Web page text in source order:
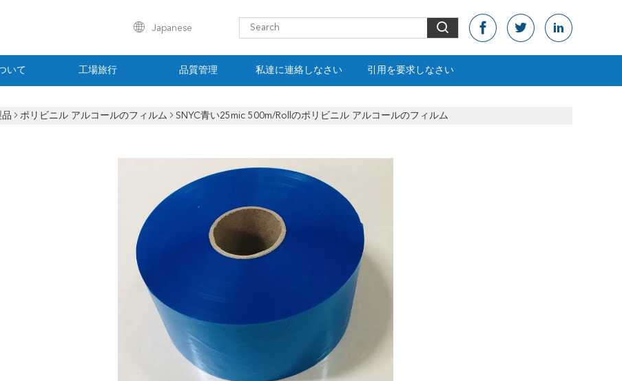
Japanese
いて 工場旅行 品質管理 私達に連絡しなさい 引用を要求しなさい
品 ポリビニル アルコールのフィルム SNYC青い25mic 500m/Rollのポリビニル アルコールのフィルム